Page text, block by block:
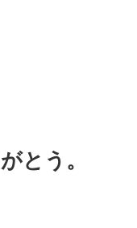
とう。